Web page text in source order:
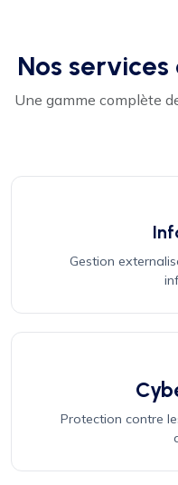
Nos
Une gamme complète
Gestion
Protection contre